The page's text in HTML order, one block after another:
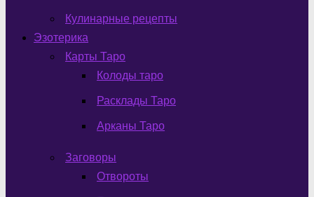
Кулинарные рецепты
Эзотерика
Карты Таро
Колоды таро
Расклады Таро
Арканы Таро
Заговоры
Отвороты